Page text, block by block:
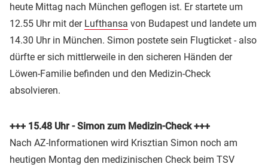
heute Mittag nach München geflogen ist. Er startete um
12.55 Uhr mit der Lufthansa von Budapest und landete um
14.30 Uhr in München. Simon postete sein Flugticket - also
dürfte er sich mittlerweile in den sicheren Händen der
Löwen-Familie befinden und den Medizin-Check
absolvieren.
+++ 15.48 Uhr - Simon zum Medizin-Check +++
Nach AZ-Informationen wird Krisztian Simon noch am
heutigen Montag den medizinischen Check beim TSV